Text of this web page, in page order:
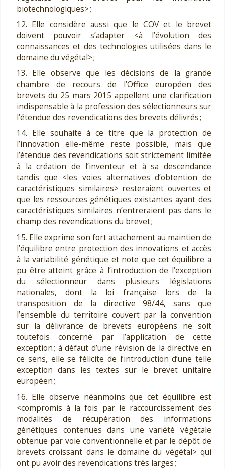
biotechnologiques> ;
12. Elle considère aussi que le COV et le brevet
doivent pouvoir s’adapter <à l’évolution des
connaissances et des technologies utilisées dans le
domaine du végétal> ;
13. Elle observe que les décisions de la grande
chambre de recours de l’Office européen des
brevets du 25 mars 2015 appellent une clarification
indispensable à la profession des sélectionneurs sur
l’étendue des revendications des brevets délivrés ;
14. Elle souhaite à ce titre que la protection de
l’innovation elle-même reste possible, mais que
l’étendue des revendications soit strictement limitée
à la création de l’inventeur et à sa descendance
tandis que <les voies alternatives d’obtention de
caractéristiques similaires> resteraient ouvertes et
que les ressources génétiques existantes ayant des
caractéristiques similaires n’entreraient pas dans le
champ des revendications du brevet ;
15. Elle exprime son fort attachement au maintien de
l’équilibre entre protection des innovations et accès
à la variabilité génétique et note que cet équilibre a
pu être atteint grâce à l’introduction de l’exception
du sélectionneur dans plusieurs législations
nationales, dont la loi française lors de la
transposition de la directive 98/44, sans que
l’ensemble du territoire couvert par la convention
sur la délivrance de brevets européens ne soit
toutefois concerné par l’application de cette
exception ; à défaut d’une révision de la directive en
ce sens, elle se félicite de l’introduction d’une telle
exception dans les textes sur le brevet unitaire
européen ;
16. Elle observe néanmoins que cet équilibre est
<compromis à la fois par le raccourcissement des
modalités de récupération des informations
génétiques contenues dans une variété végétale
obtenue par voie conventionnelle et par le dépôt de
brevets croissant dans le domaine du végétal> qui
ont pu avoir des revendications très larges ;